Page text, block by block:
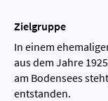
Zielgruppe
In einem
aus dem Jahre
am Bodensees
entstanden.